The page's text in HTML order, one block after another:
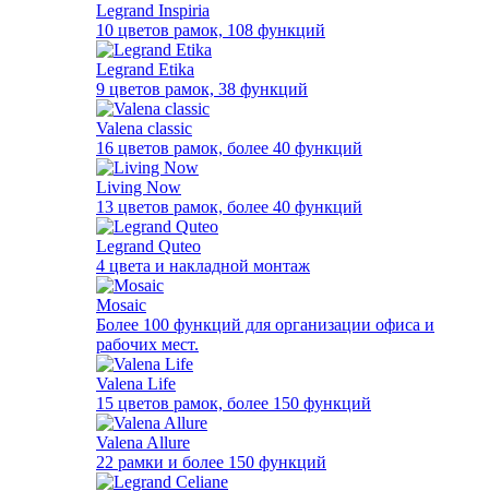
Legrand Inspiria
10 цветов рамок, 108 функций
Legrand Etika
9 цветов рамок, 38 функций
Valena classic
16 цветов рамок, более 40 функций
Living Now
13 цветов рамок, более 40 функций
Legrand Quteo
4 цвета и накладной монтаж
Mosaic
Более 100 функций для организации офиса и
рабочих мест.
Valena Life
15 цветов рамок, более 150 функций
Valena Allure
22 рамки и более 150 функций